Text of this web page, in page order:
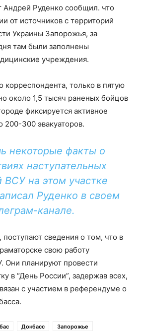
Руденко сообщил. что
от источников с территорий
Украины Запорожья, за
там были заполнены
учреждения.
корреспондента, только в пятую
около 1,5 тысяч раненых бойцов
фиксируется активное
300 эвакуаторов.
некоторые факты о
наступательных
ВСУ на этом участке
Руденко в своем
канале.
сведения о том, что в
свою работу
Они планируют провести
в “День России”, задержав всех,
с участием в референдуме о
Донбасс
Запорожье